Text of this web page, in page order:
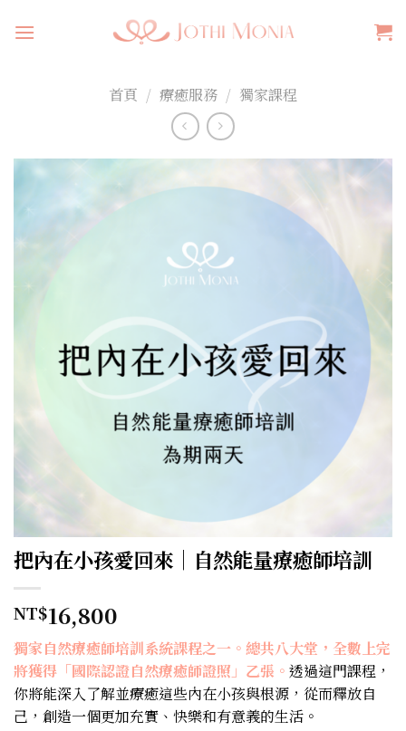
首頁 / 療癒服務 / 獨家課程
把內在小孩愛回來｜自然能量療癒師培訓
NT$16,800
獨家自然療癒師培訓系統課程之一。總共八大堂，全數上完
將獲得「國際認證自然療癒師證照」乙張。 透過這門課程，
你將能深入了解並療癒這些內在小孩與根源，從而釋放自
己，創造一個更加充實、快樂和有意義的生活。